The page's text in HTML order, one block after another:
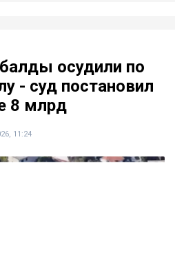
осудили по
- суд постановил
8 млрд
11:24